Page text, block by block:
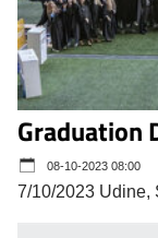
Graduation
08-10-2023 08:00
7/10/2023 Udine,